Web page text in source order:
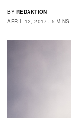
BY REDAKTION
APRIL 12, 2017
5 MINS